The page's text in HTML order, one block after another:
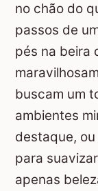
no chão do
passos de
pés na beira
buscam um
ambientes
destaque,
para
apenas